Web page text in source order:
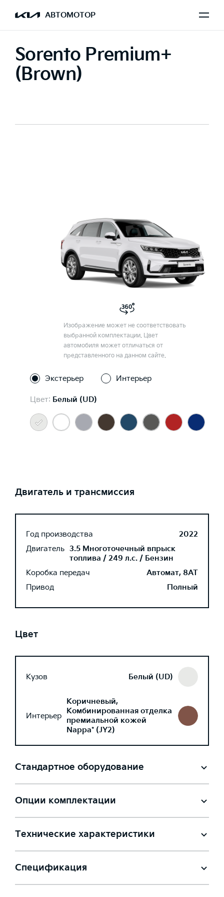
АВТОМОТОР
Sorento Premium+
(Brown)
Изображение может не соответствовать
выбранной комплектации. Цвет
автомобиля может отличаться от
представленного на данном сайте.
Экстерьер Интерьер
Цвет: Белый (UD)
Двигатель и трансмиссия
Год производства
2022
Двигатель 3.5 Многоточечный впрыск
топлива / 249 л.с. / Бензин
Коробка передач
Автомат, 8AT
Привод
Полный
Цвет
Кузов Белый (UD)
Интерьер
Коричневый,
Комбинированная отделка
премиальной кожей
Nappa* (JY2)
Стандартное оборудование
Опции комплектации
Технические характеристики
Спецификация